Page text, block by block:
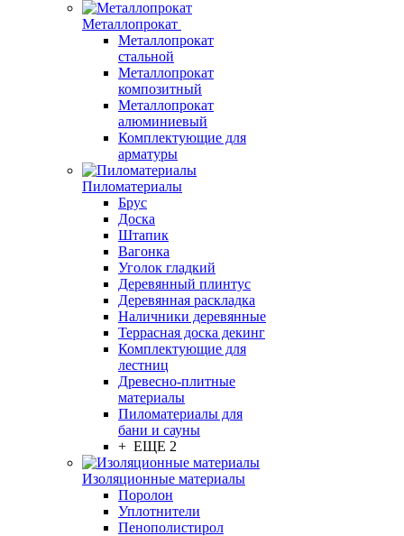
Металлопрокат
Металлопрокат
стальной
Металлопрокат
композитный
Металлопрокат
алюминиевый
Комплектующие для
арматуры
Пиломатериалы
Брус
Доска
Штапик
Вагонка
Уголок гладкий
Деревянный плинтус
Деревянная раскладка
Наличники деревянные
Террасная доска декинг
Комплектующие для
лестниц
Древесно-плитные
материалы
Пиломатериалы для
бани и сауны
+ ЕЩЕ 2
Изоляционные материалы
Поролон
Уплотнители
Пенополистирол